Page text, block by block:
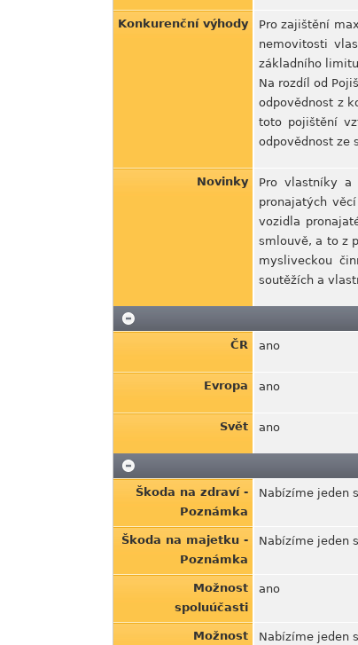
Konkurenční výhody
Pro zajištění
nemovitosti
základního
Na rozdíl od
odpovědnost z
toto pojištění
odpovědnost ze
Novinky
Pro vlastníky a
pronajatých
vozidla
smlouvě, a to z
mysliveckou
soutěžích a
ČR ano
Evropa ano
Svět ano
Škoda na zdraví -
Poznámka
Nabízíme jeden
Škoda na majetku -
Poznámka
Nabízíme jeden
Možnost
spoluúčasti
ano
Možnost
Nabízíme jeden